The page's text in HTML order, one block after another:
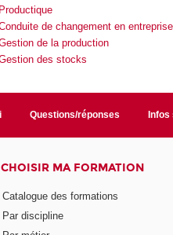
Productique
de changement en entreprise
de la production
des stocks
Questions/réponses Infos
CHOISIR MA FORMATION
Catalogue des formations
Par discipline